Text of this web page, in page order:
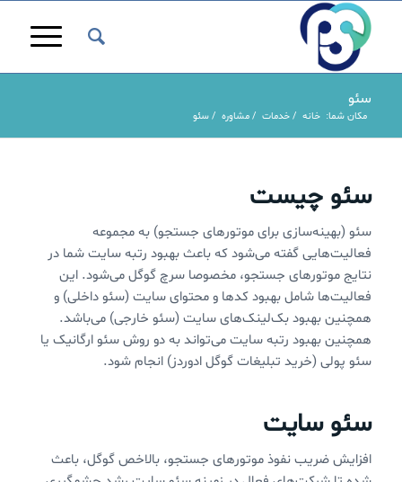
سئو
مکان شما: خانه / خدمات / مشاوره / سئو
سئو چیست
سئو (بهینه‌سازی برای موتورهای جستجو) به مجموعه
فعالیت‌هایی گفته می‌شود که باعث بهبود رتبه سایت شما در
نتایج موتورهای جستجو، مخصوصا سرچ گوگل می‌شود. این
فعالیت‌ها شامل بهبود کدها و محتوای سایت (سئو داخلی) و
همچنین بهبود بک‌لینک‌های سایت (سئو خارجی) می‌باشد.
همچنین بهبود رتبه سایت می‌تواند به دو روش سئو ارگانیک یا
سئو پولی (خرید تبلیغات گوگل ادوردز)‌ انجام شود.
سئو سایت
افزایش ضریب نفوذ موتورهای جستجو، بالاخص گوگل، باعث